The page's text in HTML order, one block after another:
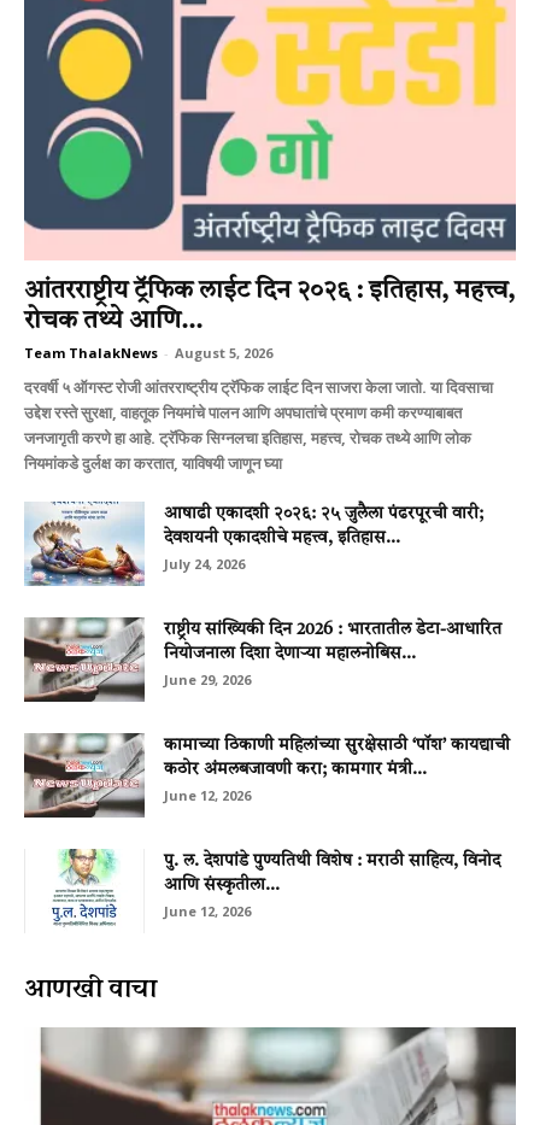
आंतरराष्ट्रीय ट्रॅफिक लाईट दिन २०२६ : इतिहास, महत्त्व,
रोचक तथ्ये आणि...
Team ThalakNews - August 5, 2026
दरवर्षी ५ ऑगस्ट रोजी आंतरराष्ट्रीय ट्रॅफिक लाईट दिन साजरा केला जातो. या दिवसाचा
उद्देश रस्ते सुरक्षा, वाहतूक नियमांचे पालन आणि अपघातांचे प्रमाण कमी करण्याबाबत
जनजागृती करणे हा आहे. ट्रॅफिक सिग्नलचा इतिहास, महत्त्व, रोचक तथ्ये आणि लोक
नियमांकडे दुर्लक्ष का करतात, याविषयी जाणून घ्या
आषाढी एकादशी २०२६: २५ जुलैला पंढरपूरची वारी;
देवशयनी एकादशीचे महत्त्व, इतिहास...
July 24, 2026
राष्ट्रीय सांख्यिकी दिन 2026 : भारतातील डेटा-आधारित
नियोजनाला दिशा देणाऱ्या महालनोबिस...
June 29, 2026
कामाच्या ठिकाणी महिलांच्या सुरक्षेसाठी ‘पॉश’ कायद्याची
कठोर अंमलबजावणी करा; कामगार मंत्री...
June 12, 2026
पु. ल. देशपांडे पुण्यतिथी विशेष : मराठी साहित्य, विनोद
आणि संस्कृतीला...
June 12, 2026
आणखी वाचा